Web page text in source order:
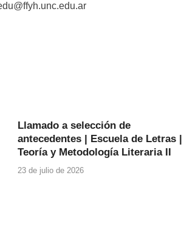
Llamado a selección de
antecedentes | Escuela de Letras |
Teoría y Metodología Literaria II
23 de julio de 2026